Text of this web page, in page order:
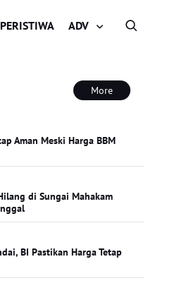
ADV
More
Aman Meski Harga BBM
di Sungai Mahakam
BI Pastikan Harga Tetap